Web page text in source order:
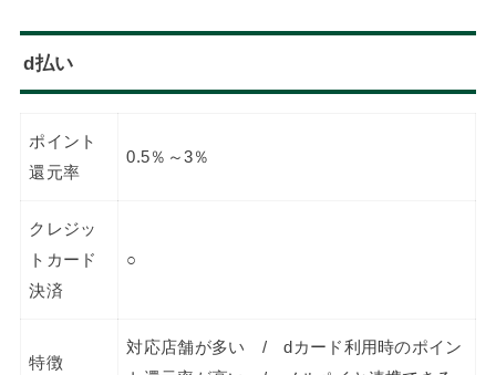
d払い
ポイント
還元率
0.5％～3％
クレジッ
トカード
決済
○
特徴
対応店舗が多い / dカード利用時のポイン